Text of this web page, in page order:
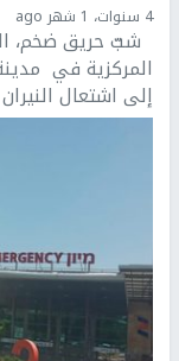
4 سنوات، 1 شهر ago
شبّ حريق ضخم،
إلى اشتعال النيران في 18